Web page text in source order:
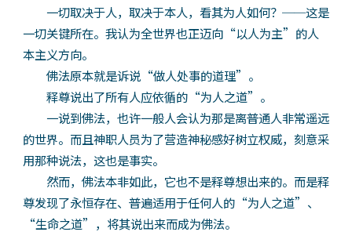
一切取决于人，取决于本人，看其为人如何？──这是
一切关键所在。我认为全世界也正迈向“以人为主”的人
本主义方向。
佛法原本就是诉说“做人处事的道理”。
释尊说出了所有人应依循的“为人之道”。
一说到佛法，也许一般人会认为那是离普通人非常遥远
的世界。而且神职人员为了营造神秘感好树立权威，刻意采
用那种说法，这也是事实。
然而，佛法本非如此，它也不是释尊想出来的。而是释
尊发现了永恒存在、普遍适用于任何人的“为人之道”、
“生命之道”，将其说出来而成为佛法。